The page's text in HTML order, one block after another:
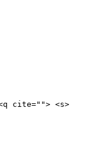
cite=""> <s>